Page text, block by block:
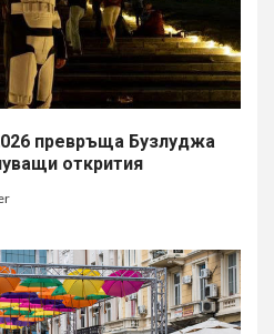
превръща Бузлуджа
открития